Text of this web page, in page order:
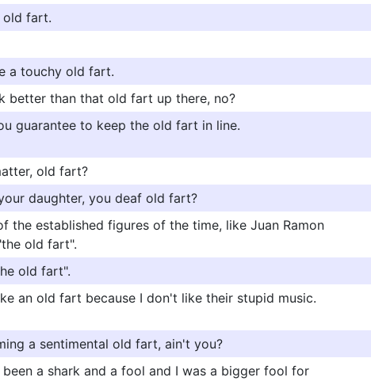
old fart.
a touchy old fart.
better than that old fart up there, no?
guarantee to keep the old fart in line.
old fart?
daughter, you deaf old fart?
the established figures of the time, like Juan Ramon
old fart".
old fart".
an old fart because I don't like their stupid music.
a sentimental old fart, ain't you?
a shark and a fool and I was a bigger fool for